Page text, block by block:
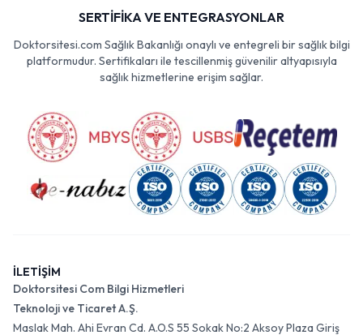
SERTİFİKA VE ENTEGRASYONLAR
Doktorsitesi.com Sağlık Bakanlığı onaylı ve entegreli bir sağlık bilgi
platformudur. Sertifikaları ile tescillenmiş güvenilir altyapısıyla
sağlık hizmetlerine erişim sağlar.
İLETİŞİM
Doktorsitesi Com Bilgi Hizmetleri
Teknoloji ve Ticaret A.Ş.
Maslak Mah. Ahi Evran Cd. A.O.S 55 Sokak No:2 Aksoy Plaza Giriş